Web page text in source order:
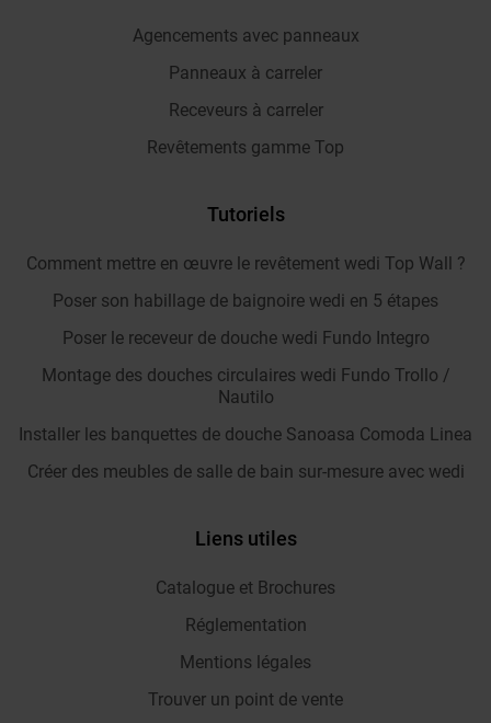
Agencements avec panneaux
Panneaux à carreler
Receveurs à carreler
Revêtements gamme Top
Tutoriels
Comment mettre en œuvre le revêtement wedi Top Wall ?
Poser son habillage de baignoire wedi en 5 étapes
Poser le receveur de douche wedi Fundo Integro
Montage des douches circulaires wedi Fundo Trollo /
Nautilo
Installer les banquettes de douche Sanoasa Comoda Linea
Créer des meubles de salle de bain sur-mesure avec wedi
Liens utiles
Catalogue et Brochures
Réglementation
Mentions légales
Trouver un point de vente